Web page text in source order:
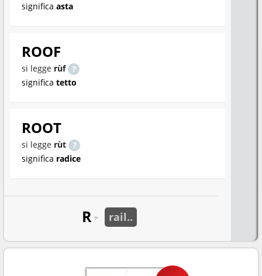
significa asta
ROOF
si legge rùf
significa tetto
ROOT
si legge rùt
significa radice
R ► rail..